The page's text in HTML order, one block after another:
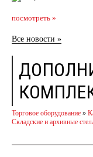
посмотреть »
Все новости »
Торговое оборудование »
Складские и архивные